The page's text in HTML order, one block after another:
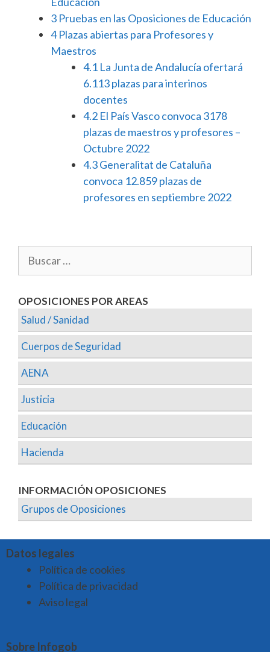
3 Pruebas en las Oposiciones de Educación
4Plazas abiertas para Profesores y
Maestros
4.1 La Junta de Andalucía ofertará
6.113 plazas para interinos
docentes
4.2 El País Vasco convoca 3178
plazas de maestros y profesores –
Octubre 2022
4.3Generalitat de Cataluña
convoca 12.859 plazas de
profesores en septiembre 2022
OPOSICIONES POR AREAS
Salud / Sanidad
Cuerpos de Seguridad
AENA
Justicia
Educación
Hacienda
INFORMACIÓN OPOSICIONES
Grupos de Oposiciones
Datos legales
Política de cookies
Política de privacidad
Aviso legal
Sobre Infogob